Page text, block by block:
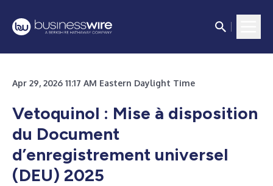
Apr 29, 2026 11:17 AM Eastern Daylight Time
Vetoquinol : Mise à disposition
du Document
d’enregistrement universel
(DEU) 2025